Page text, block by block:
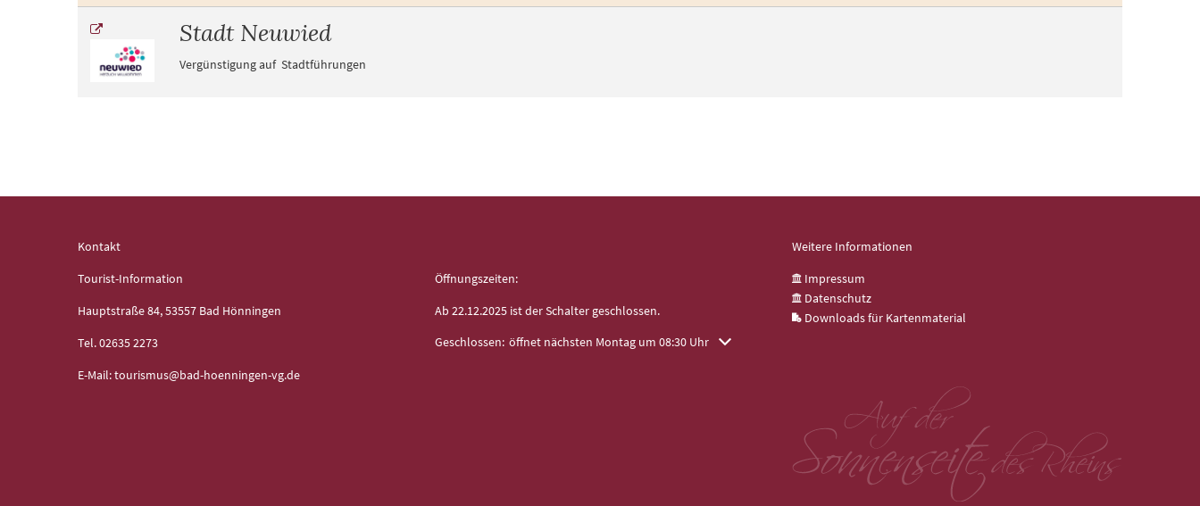
Stadt Neuwied
Vergünstigung auf Stadtführungen
Kontakt
Tourist-Information
Hauptstraße 84, 53557 Bad Hönningen
Tel. 02635 2273
E-Mail: tourismus@bad-hoenningen-vg.de
Öffnungszeiten:
Ab 22.12.2025 ist der Schalter geschlossen.
Klicken, um weitere Öffnungs- oder Schließzeiten auszublenden
Geschlossen: öffnet nächsten Montag um 08:30 Uhr
Weitere Informationen
Impressum
Datenschutz
Downloads für Kartenmaterial